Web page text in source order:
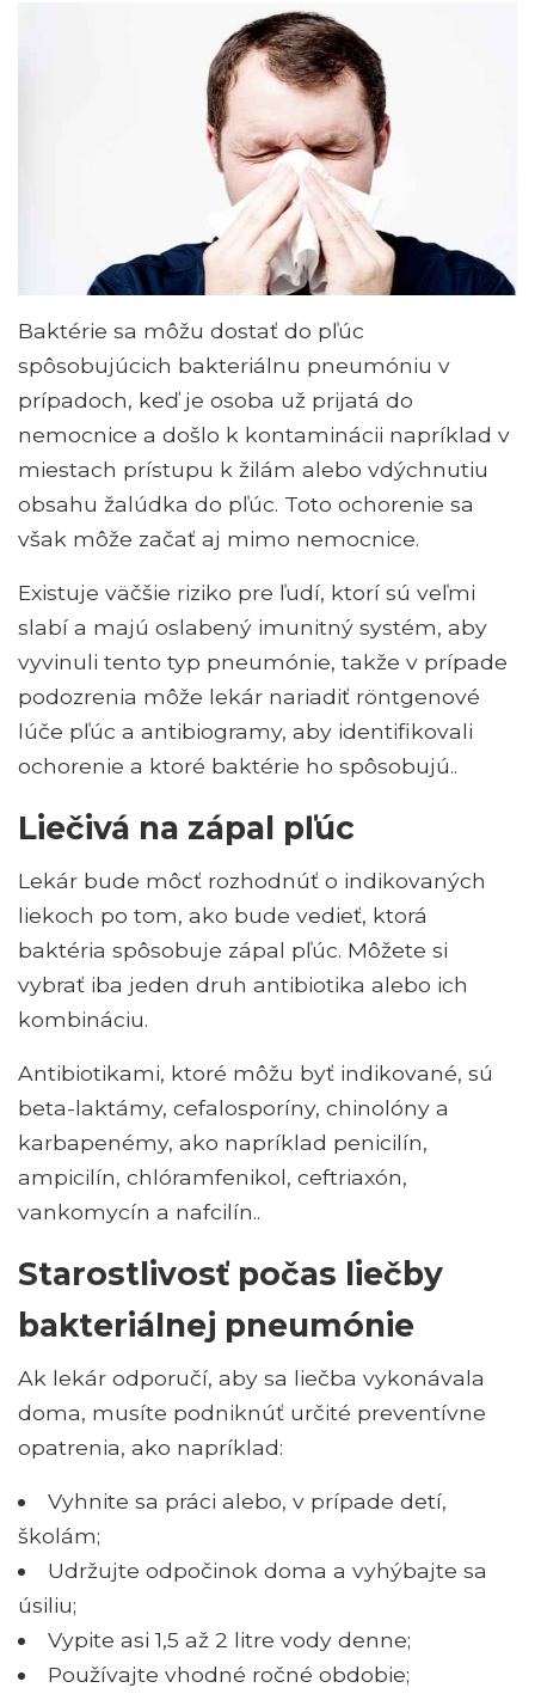
Baktérie sa môžu dostať do pľúc
spôsobujúcich bakteriálnu pneumóniu v
prípadoch, keď je osoba už prijatá do
nemocnice a došlo k kontaminácii napríklad v
miestach prístupu k žilám alebo vdýchnutiu
obsahu žalúdka do pľúc. Toto ochorenie sa
však môže začať aj mimo nemocnice.
Existuje väčšie riziko pre ľudí, ktorí sú veľmi
slabí a majú oslabený imunitný systém, aby
vyvinuli tento typ pneumónie, takže v prípade
podozrenia môže lekár nariadiť röntgenové
lúče pľúc a antibiogramy, aby identifikovali
ochorenie a ktoré baktérie ho spôsobujú..
Liečivá na zápal pľúc
Lekár bude môcť rozhodnúť o indikovaných
liekoch po tom, ako bude vedieť, ktorá
baktéria spôsobuje zápal pľúc. Môžete si
vybrať iba jeden druh antibiotika alebo ich
kombináciu.
Antibiotikami, ktoré môžu byť indikované, sú
beta-laktámy, cefalosporíny, chinolóny a
karbapenémy, ako napríklad penicilín,
ampicilín, chlóramfenikol, ceftriaxón,
vankomycín a nafcilín..
Starostlivosť počas liečby
bakteriálnej pneumónie
Ak lekár odporučí, aby sa liečba vykonávala
doma, musíte podniknúť určité preventívne
opatrenia, ako napríklad:
Vyhnite sa práci alebo, v prípade detí,
školám;
Udržujte odpočinok doma a vyhýbajte sa
úsiliu;
Vypite asi 1,5 až 2 litre vody denne;
Používajte vhodné ročné obdobie;